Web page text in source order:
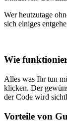
Wer heutzutage
sich einiges
Wie
Alles was Ihr tun
klicken. Der
der Code wird
Vorteile von